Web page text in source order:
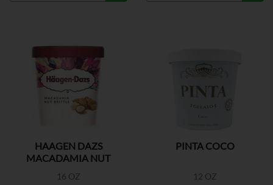
HAAGEN DAZS
MACADAMIA NUT
16 OZ
PINTA COCO
12 OZ